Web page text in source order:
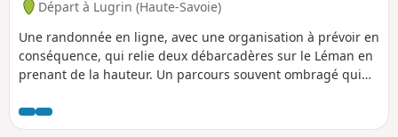
Départ à Lugrin (Haute-Savoie)
Une randonnée en ligne, avec une organisation à prévoir en
conséquence, qui relie deux débarcadères sur le Léman en
prenant de la hauteur. Un parcours souvent ombragé qui
Oratoires, chapelle et église sont aussi au rendez-vous.